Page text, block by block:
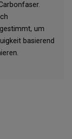
um
basierend